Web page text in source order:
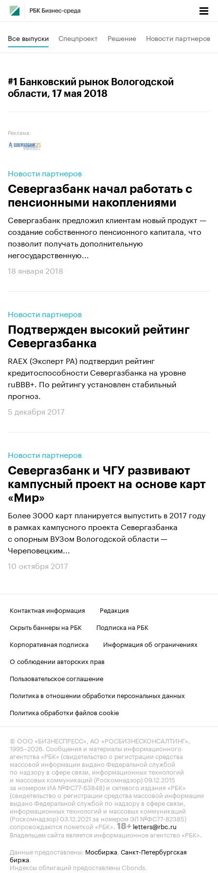
Все выпуски Спецпроект Решение Новости партнеров
#1 Банковский рынок Вологодской
области, 17 мая 2018
Реклама:
Новости партнеров
Севергазбанк начал работать с
пенсионными накоплениями
Севергазбанк предложил клиентам новый продукт —
создание собственного пенсионного капитала, что
позволит получать дополнительную
негосударственную...
18 января 2018
Новости партнеров
Подтвержден высокий рейтинг
Севергазбанка
RAEX (Эксперт РА) подтвердил рейтинг
кредитоспособности Севергазбанка на уровне
ruВВВ+. По рейтингу установлен стабильный
прогноз.
5 декабря 2017
Новости партнеров
Севергазбанк и ЧГУ развивают
кампусный проект на основе карт
«Мир»
Более 3000 карт планируется выпустить в 2017 году
в рамках кампусного проекта Севергазбанка
с опорным ВУЗом Вологодской области —
Череповецким...
10 октября 2017
Контактная информация
Редакция
Скрыть баннеры на РБК
Подписка на РБК
Корпоративная подписка
Информация об ограничениях
О соблюдении авторских прав
Пользовательское соглашение
Политика в отношении обработки персональных данных
Политика обработки файлов cookie
© ООО «БИЗНЕСПРЕСС», АО «РОСБИЗНЕСКОНСАЛТИНГ»,
1995–2026 . Сообщения и материалы информационного
агентства «РБК» (свидетельство о регистрации средства
массовой информации выдано Федеральной службой
по надзору в сфере связи, информационных технологий
и массовых коммуникаций (Роскомнадзор) 09.12.2015
за номером ИА №ФС77-63848) и сетевого издания «РБК»
(свидетельство о регистрации средства массовой информации
выдано Федеральной службой по надзору в сфере связи,
информационных технологий и массовых коммуникаций
(Роскомнадзор) 03.12.2021 за номером ЭЛ №ФС77-82385)
сопровождаются пометкой «РБК». 18+ letters@rbc.ru
Владельцем сайта является информационное агентство «РБК».
Данные предоставлены: Мосбиржа Санкт-Петербургская
биржа
Индексы облигаций предоставлены Cbonds.